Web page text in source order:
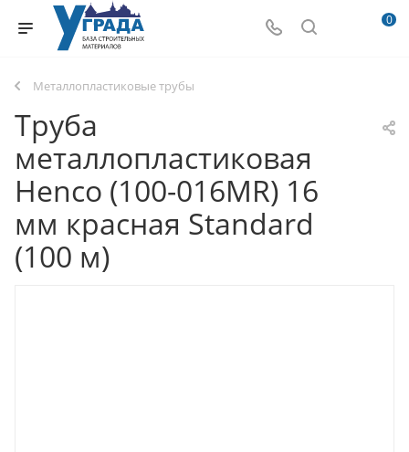
0
Металлопластиковые трубы
Труба
металлопластиковая
Henco (100-016MR) 16
мм красная Standard
(100 м)